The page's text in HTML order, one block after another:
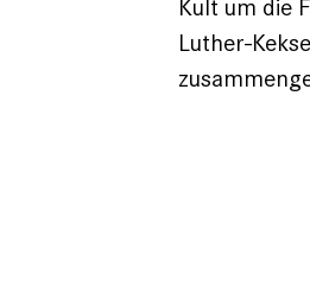
Kult um die
Luther-